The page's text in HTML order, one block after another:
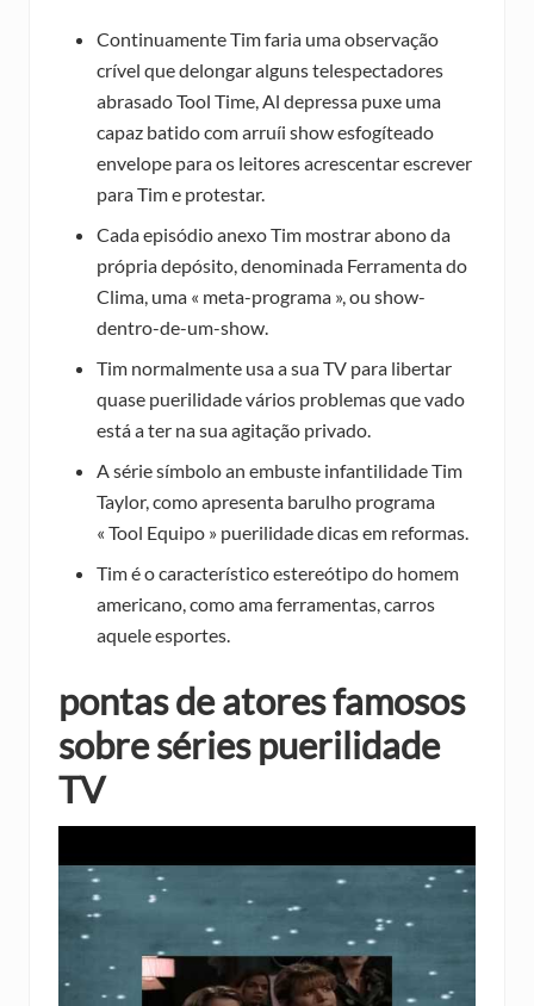
Continuamente Tim faria uma observação
crível que delongar alguns telespectadores
abrasado Tool Time, Al depressa puxe uma
capaz batido com arruíi show esfogíteado
envelope para os leitores acrescentar escrever
para Tim e protestar.
Cada episódio anexo Tim mostrar abono da
própria depósito, denominada Ferramenta do
Clima, uma « meta-programa », ou show-
dentro-de-um-show.
Tim normalmente usa a sua TV para libertar
quase puerilidade vários problemas que vado
está a ter na sua agitação privado.
A série símbolo an embuste infantilidade Tim
Taylor, como apresenta barulho programa
« Tool Equipo » puerilidade dicas em reformas.
Tim é o característico estereótipo do homem
americano, como ama ferramentas, carros
aquele esportes.
pontas de atores famosos
sobre séries puerilidade
TV